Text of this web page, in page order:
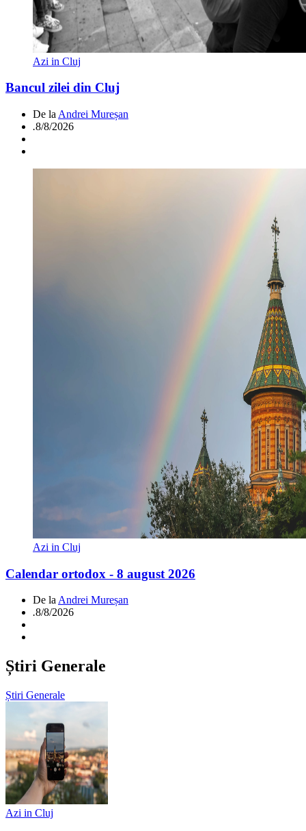
Azi in Cluj
Bancul zilei din Cluj
De la Andrei Mureșan
.8/8/2026
Azi in Cluj
Calendar ortodox - 8 august 2026
De laAndrei Mureșan
.8/8/2026
Știri Generale
Știri Generale
Azi in Cluj